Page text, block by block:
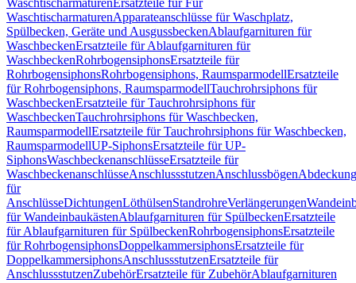
WaschtischarmaturenErsatzteile für Für
WaschtischarmaturenApparateanschlüsse für Waschplatz,
Spülbecken, Geräte und AusgussbeckenAblaufgarnituren für
WaschbeckenErsatzteile für Ablaufgarnituren für
WaschbeckenRohrbogensiphonsErsatzteile für
RohrbogensiphonsRohrbogensiphons, RaumsparmodellErsatzteile
für Rohrbogensiphons, RaumsparmodellTauchrohrsiphons für
WaschbeckenErsatzteile für Tauchrohrsiphons für
WaschbeckenTauchrohrsiphons für Waschbecken,
RaumsparmodellErsatzteile für Tauchrohrsiphons für Waschbecken,
RaumsparmodellUP-SiphonsErsatzteile für UP-
SiphonsWaschbeckenanschlüsseErsatzteile für
WaschbeckenanschlüsseAnschlussstutzenAnschlussbögen
für
AnschlüsseDichtungenLöthülsenStandrohreVerlängerungen
für WandeinbaukästenAblaufgarnituren für SpülbeckenErsatzteile
für Ablaufgarnituren für SpülbeckenRohrbogensiphonsErsatzteile
für RohrbogensiphonsDoppelkammersiphonsErsatzteile für
DoppelkammersiphonsAnschlussstutzenErsatzteile für
AnschlussstutzenZubehörErsatzteile für ZubehörAblaufgarnituren